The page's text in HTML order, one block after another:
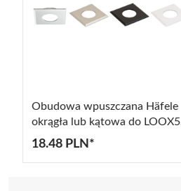
Obudowa wpuszczana Häfele
okrągła lub kątowa do LOOX5
LED 2040
18.48 PLN*